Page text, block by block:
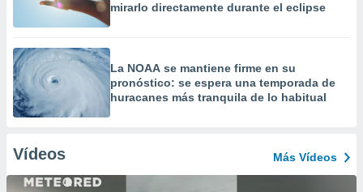
mirarlo directamente durante el eclipse
La NOAA se mantiene firme en su
pronóstico: se espera una temporada de
huracanes más tranquila de lo habitual
Vídeos Más Vídeos